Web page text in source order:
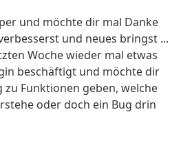
und möchte dir mal Danke
und neues bringst ...
Woche wieder mal etwas
beschäftigt und möchte dir
Funktionen geben, welche
oder doch ein Bug drin